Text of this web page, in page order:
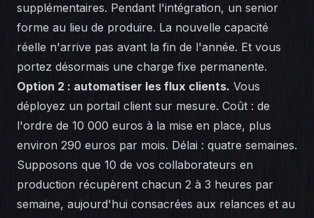
supplémentaires. Pendant l'intégration, un senior
forme au lieu de produire. La nouvelle capacité
réelle n'arrive pas avant la fin de l'année. Et vous
portez désormais une charge fixe permanente.
Option 2 : automatiser les flux clients. Vous
déployez un portail client sur mesure. Coût : de
l'ordre de 10 000 euros à la mise en place, plus
environ 290 euros par mois. Délai : quatre semaines.
Supposons que 10 de vos collaborateurs en
production récupèrent chacun 2 à 3 heures par
semaine, aujourd'hui consacrées aux relances et au